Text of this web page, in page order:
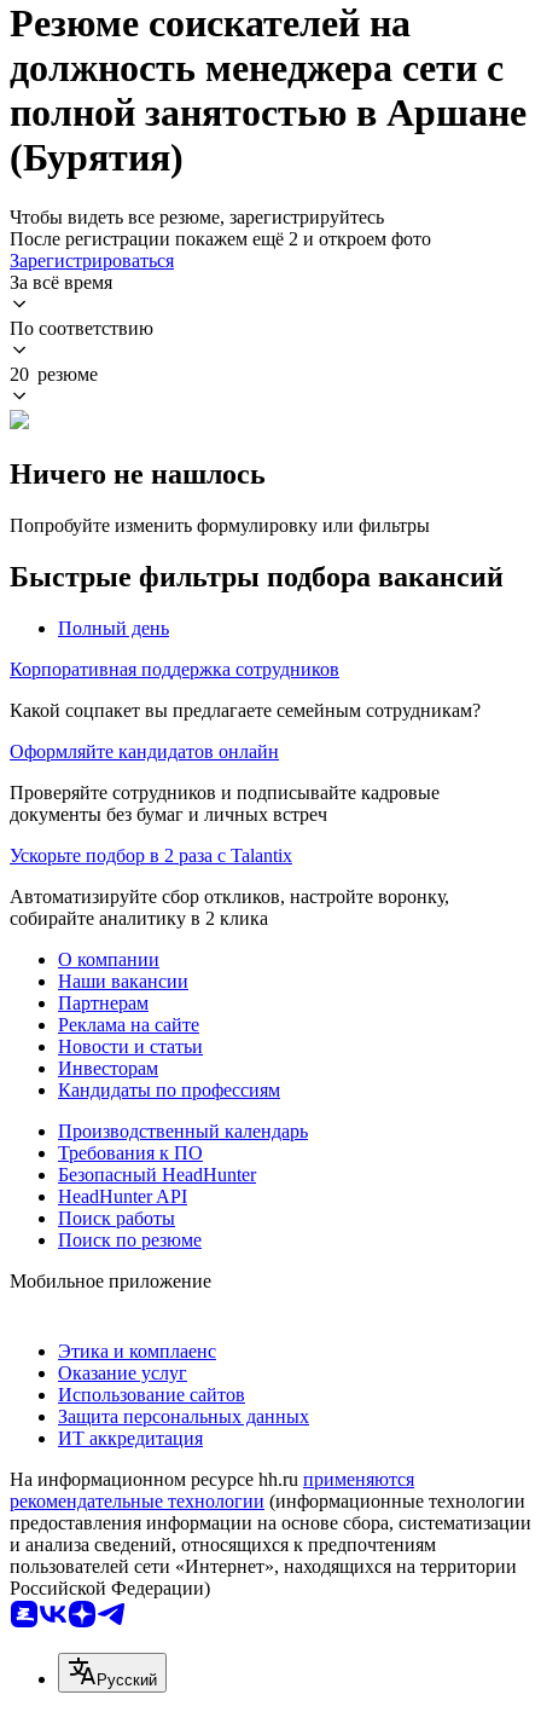
Резюме соискателей на
должность менеджера сети с
полной занятостью в Аршане
(Бурятия)
Чтобы видеть все резюме, зарегистрируйтесь
После регистрации покажем ещё 2 и откроем фото
Зарегистрироваться
За всё время
По соответствию
20 резюме
Ничего не нашлось
Попробуйте изменить формулировку или фильтры
Быстрые фильтры подбора вакансий
Полный день
Корпоративная поддержка сотрудников
Какой соцпакет вы предлагаете семейным сотрудникам?
Оформляйте кандидатов онлайн
Проверяйте сотрудников и подписывайте кадровые
документы без бумаг и личных встреч
Ускорьте подбор в 2 раза с Talantix
Автоматизируйте сбор откликов, настройте воронку,
собирайте аналитику в 2 клика
О компании
Наши вакансии
Партнерам
Реклама на сайте
Новости и статьи
Инвесторам
Кандидаты по профессиям
Производственный календарь
Требования к ПО
Безопасный HeadHunter
HeadHunter API
Поиск работы
Поиск по резюме
Мобильное приложение
Этика и комплаенс
Оказание услуг
Использование сайтов
Защита персональных данных
ИТ аккредитация
На информационном ресурсе hh.ru применяются
рекомендательные технологии (информационные технологии
предоставления информации на основе сбора, систематизации
и анализа сведений, относящихся к предпочтениям
пользователей сети «Интернет», находящихся на территории
Российской Федерации)
Русский